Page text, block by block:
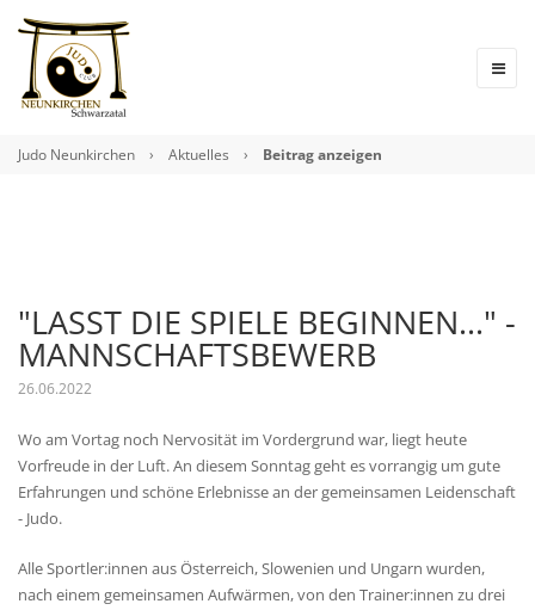
Judo Neunkirchen › Aktuelles › Beitrag anzeigen
"LASST DIE SPIELE BEGINNEN..." -
MANNSCHAFTSBEWERB
26.06.2022
Wo am Vortag noch Nervosität im Vordergrund war, liegt heute
Vorfreude in der Luft. An diesem Sonntag geht es vorrangig um gute
Erfahrungen und schöne Erlebnisse an der gemeinsamen Leidenschaft
- Judo.
Alle Sportler:innen aus Österreich, Slowenien und Ungarn wurden,
nach einem gemeinsamen Aufwärmen, von den Trainer:innen zu drei